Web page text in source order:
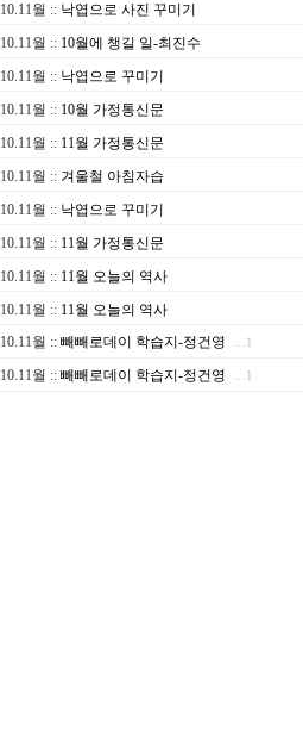
10.11월 :: 낙엽으로 사진 꾸미기
10.11월 :: 10월에 챙길 일-최진수
10.11월 :: 낙엽으로 꾸미기
10.11월 :: 10월 가정통신문
10.11월 :: 11월 가정통신문
10.11월 :: 겨울철 아침자습
10.11월 :: 낙엽으로 꾸미기
10.11월 :: 11월 가정통신문
10.11월 :: 11월 오늘의 역사
10.11월 :: 11월 오늘의 역사
10.11월 :: 빼빼로데이 학습지-정건영 …1
10.11월 :: 빼빼로데이 학습지-정건영 …1